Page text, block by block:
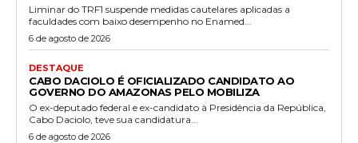
Liminar do TRF1 suspende medidas cautelares aplicadas a
faculdades com baixo desempenho no Enamed...
6 de agosto de 2026
DESTAQUE
CABO DACIOLO É OFICIALIZADO CANDIDATO AO
GOVERNO DO AMAZONAS PELO MOBILIZA
O ex-deputado federal e ex-candidato à Presidência da República,
Cabo Daciolo, teve sua candidatura...
6 de agosto de 2026